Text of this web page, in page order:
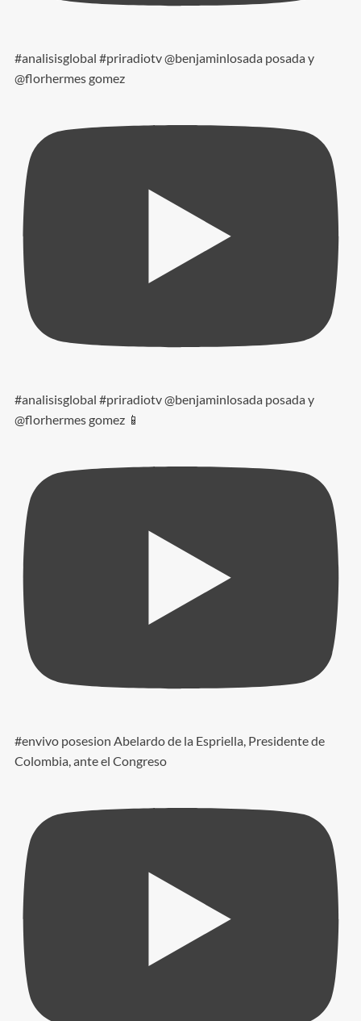
#analisisglobal #priradiotv @benjaminlosada posada y
@florhermes gomez
#analisisglobal #priradiotv @benjaminlosada posada y
@florhermes gomez 📱
#envivo posesion Abelardo de la Espriella, Presidente de
Colombia, ante el Congreso